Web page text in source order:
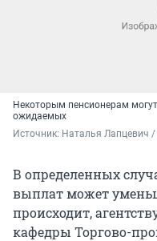
Некоторым пенсионерам
ожидаемых
Источник: Наталья Лапцевич /
В определенных
выплат может
происходит,
кафедры Торгово-